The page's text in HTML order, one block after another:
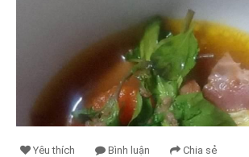
Yêu thích Bình luận Chia sẻ